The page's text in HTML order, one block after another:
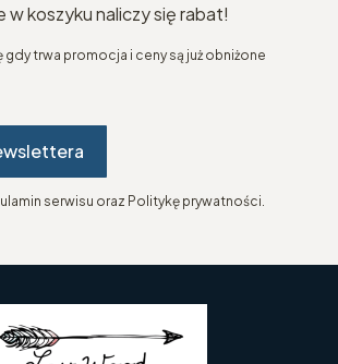
koszyku naliczy się rabat!
gdy trwa promocja i ceny są już obniżone
serwisu oraz Politykę prywatności.